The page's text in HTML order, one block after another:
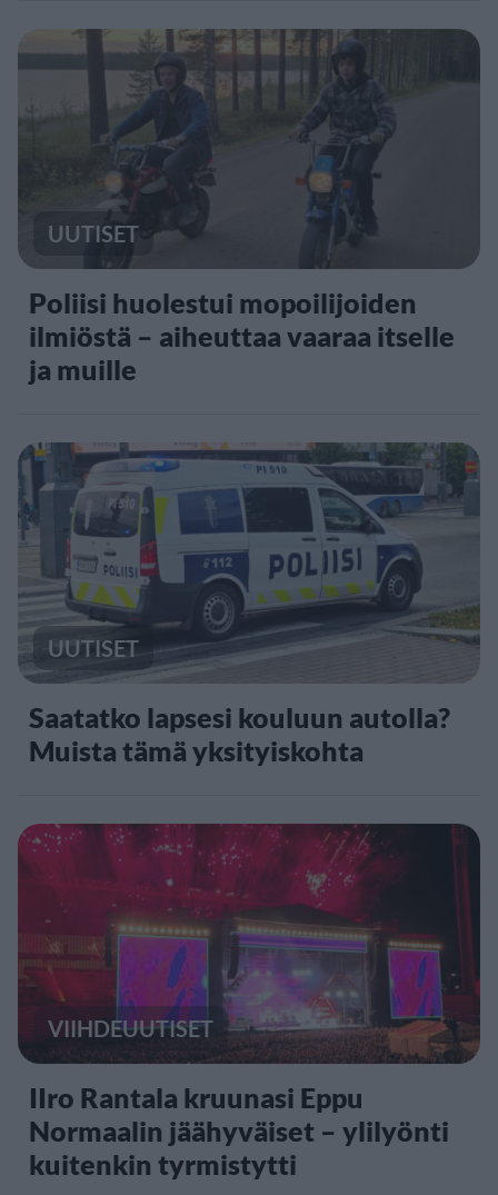
UUTISET
Poliisi huolestui mopoilijoiden
ilmiöstä – aiheuttaa vaaraa itselle
ja muille
UUTISET
Saatatko lapsesi kouluun autolla?
Muista tämä yksityiskohta
VIIHDEUUTISET
IIro Rantala kruunasi Eppu
Normaalin jäähyväiset – ylilyönti
kuitenkin tyrmistytti